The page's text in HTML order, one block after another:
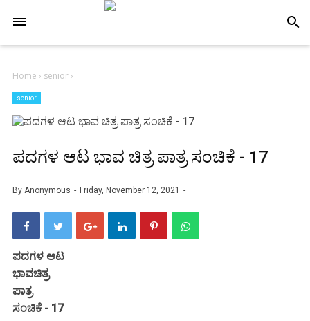
search
Home › senior›
senior
ಪದಗಳ ಆಟ ಭಾವ ಚಿತ್ರ ಪಾತ್ರ ಸಂಚಿಕೆ - 17
By Anonymous Friday, November 12, 2021
ಪದಗಳ ಆಟ
ಭಾವಚಿತ್ರ
ಪಾತ್ರ
ಸಂಚಿಕೆ - 17